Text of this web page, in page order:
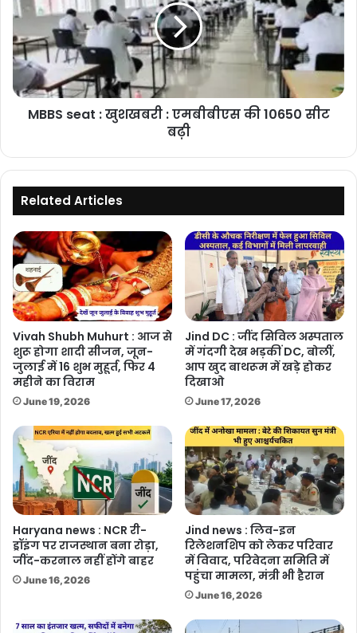
खुशखबरी
एमबीबीएस
की
10650
सीट
MBBS seat : खुशखबरी : एमबीबीएस की 10650 सीट
बढ़ी
Related Articles
Vivah Shubh Muhurt : आज से
शुरू होगा शादी सीजन, जून-
जुलाई में 16 शुभ मुहूर्त, फिर 4
महीने का विराम
June 19, 2026
Jind DC : जींद सिविल अस्पताल
में गंदगी देख भड़कीं DC, बोलीं,
आप खुद बाथरूम में खड़े होकर
दिखाओ
June 17, 2026
Haryana news : NCR री-
ड्रॉइंग पर राजस्थान बना रोड़ा,
जींद-करनाल नहीं होंगे बाहर
June 16, 2026
Jind news : लिव-इन
रिलेशनशिप को लेकर परिवार
में विवाद, परिवेदना समिति में
पहुंचा मामला, मंत्री भी हैरान
June 16, 2026